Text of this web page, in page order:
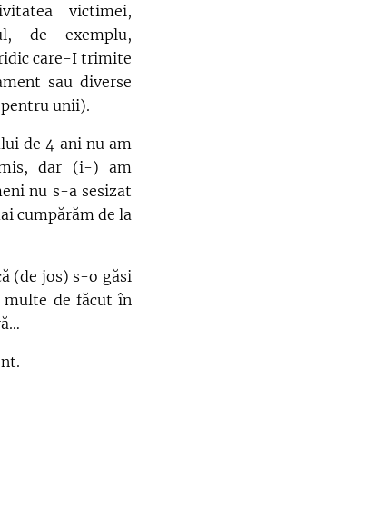
victimei,
de exemplu,
care-I trimite
sau diverse
unii).
de 4 ani nu am
dar (i-) am
nu s-a sesizat
cumpărăm de la
(de jos) s-o găsi
de făcut în